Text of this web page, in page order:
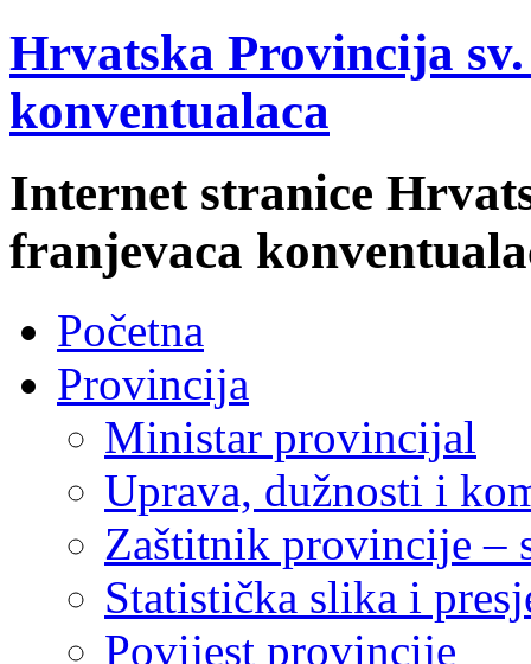
Hrvatska Provincija
konventualaca
Internet stranice
franjevaca
Početna
Provincija
Ministar provincijal
Uprava, dužnosti i
Zaštitnik provincije –
Statistička slika i
Povijest provincije